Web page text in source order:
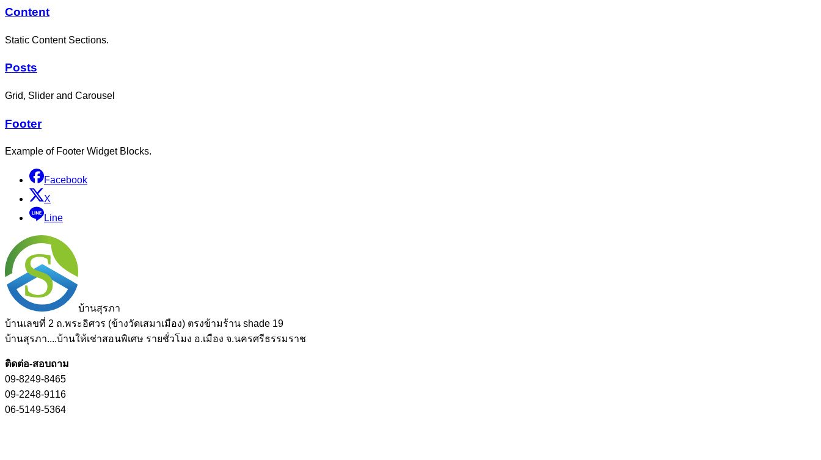
Content
Static Content Sections.
Posts
Grid, Slider and Carousel
Footer
Example of Footer Widget Blocks.
Facebook
X
Line
S
บ้านสุรภา
บ้านเลขที่ 2 ถ.พระอิศวร (ข้างวัดเสมาเมือง) ตรงข้ามร้าน shade 19
บ้านสุรภา....บ้านให้เช่าสอนพิเศษ รายชั่วโมง อ.เมือง จ.นครศรีธรรมราช
ติดต่อ-สอบถาม
09-8249-8465
09-2248-9116
06-5149-5364